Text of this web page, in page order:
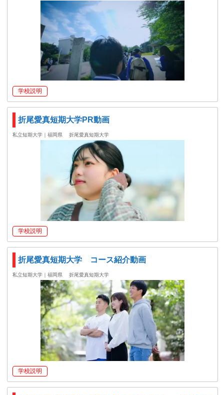
学校説明
折尾愛真短期大学PR動画
私立短期大学｜福岡県 折尾愛真短期大学
学校説明
折尾愛真短期大学 コース紹介動画
私立短期大学｜福岡県 折尾愛真短期大学
学校説明